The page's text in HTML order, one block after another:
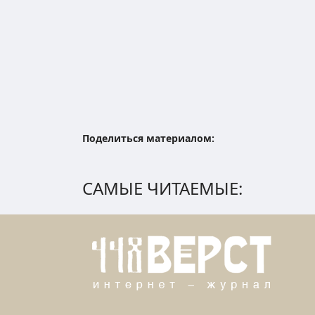
Поделиться материалом:
САМЫЕ ЧИТАЕМЫЕ: